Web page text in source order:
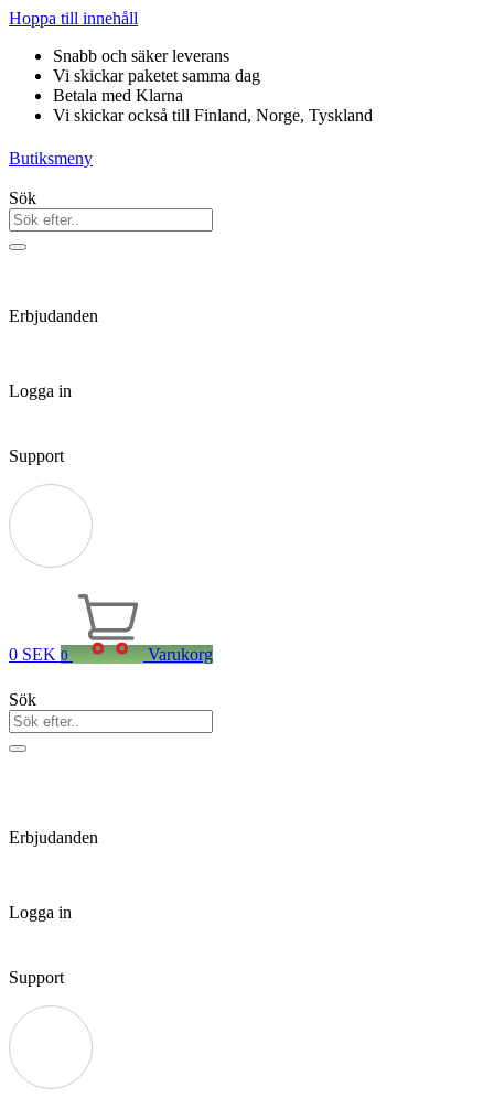
Hoppa till innehåll
Snabb och säker leverans
Vi skickar paketet samma dag
Betala med Klarna
Vi skickar också till Finland, Norge, Tyskland
Butiksmeny
Sök
Erbjudanden
Logga in
Support
0 SEK 0 Varukorg
Sök
Erbjudanden
Logga in
Support